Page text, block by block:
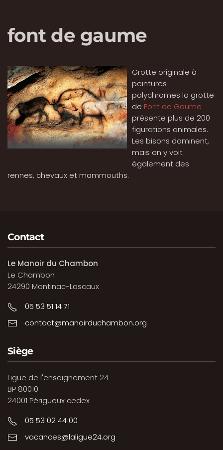
font de gaume
Grotte originale à
peintures
polychromes la grotte
de Font de Gaume
présente plus de 200
figurations animales.
Les bisons dominent,
mais on y voit
également des
rennes, chevaux et mammouths.
Contact
Le Manoir du Chambon
Le Chambon
24290 Montinac-Lascaux
05 53 51 14 71
contact@manoirduchambon.org
Siège
Ligue de l'enseignement 24
BP 80010
24001 Périgueux cedex
05 53 02 44 00
vacances@laligue24.org